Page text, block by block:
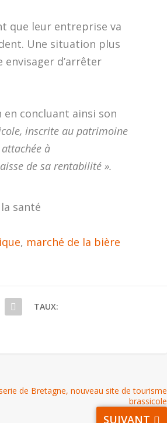
que leur entreprise va
Une situation plus
d’arrêter
concluant ainsi son
inscrite au patrimoine
à
de sa rentabilité ».
santé
, marché de la bière
TAUX:
de Bretagne, nouveau site de tourisme
brassicole
SUIVANT